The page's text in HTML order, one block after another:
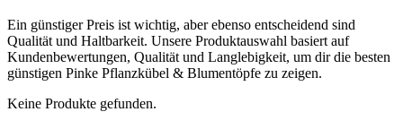
Ein günstiger Preis ist wichtig, aber ebenso entscheidend sind
Qualität und Haltbarkeit. Unsere Produktauswahl basiert auf
Kundenbewertungen, Qualität und Langlebigkeit, um dir die besten
günstigen Pinke Pflanzkübel & Blumentöpfe zu zeigen.
Keine Produkte gefunden.